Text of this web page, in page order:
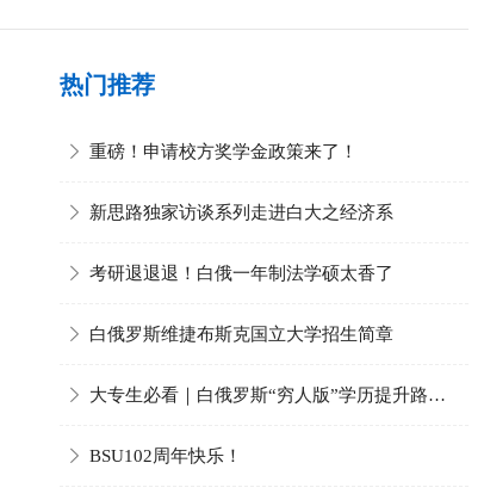
热门推荐
重磅！申请校方奖学金政策来了！
新思路独家访谈系列走进白大之经济系
考研退退退！白俄一年制法学硕太香了
 白俄罗斯维捷布斯克国立大学招生简章
 大专生必看｜白俄罗斯“穷人版”学历提升路，
普通人也能轻松上车
BSU102周年快乐！